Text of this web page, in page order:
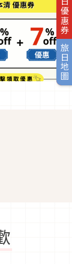
旅日優惠券
旅日地圖